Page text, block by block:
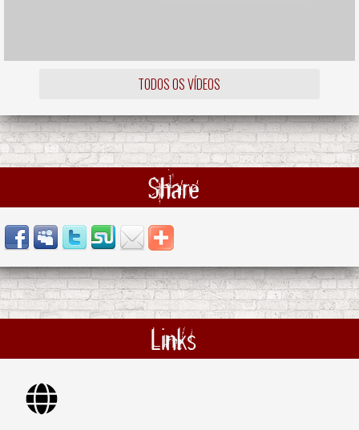
TODOS OS VÍDEOS
Share
Links